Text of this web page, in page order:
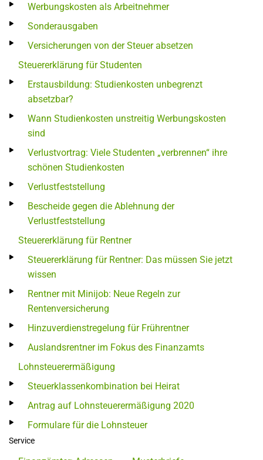
Werbungskosten als Arbeitnehmer
Sonderausgaben
Versicherungen von der Steuer absetzen
Steuererklärung für Studenten
Erstausbildung: Studienkosten unbegrenzt
absetzbar?
Wann Studienkosten unstreitig Werbungskosten
sind
Verlustvortrag: Viele Studenten „verbrennen“ ihre
schönen Studienkosten
Verlustfeststellung
Bescheide gegen die Ablehnung der
Verlustfeststellung
Steuererklärung für Rentner
Steuererklärung für Rentner: Das müssen Sie jetzt
wissen
Rentner mit Minijob: Neue Regeln zur
Rentenversicherung
Hinzuverdienstregelung für Frührentner
Auslandsrentner im Fokus des Finanzamts
Lohnsteuerermäßigung
Steuerklassenkombination bei Heirat
Antrag auf Lohnsteuerermäßigung 2020
Formulare für die Lohnsteuer
Service